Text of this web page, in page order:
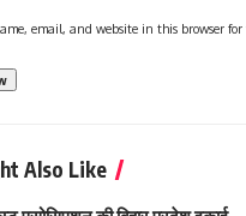
email, and website in this browser
Also Like